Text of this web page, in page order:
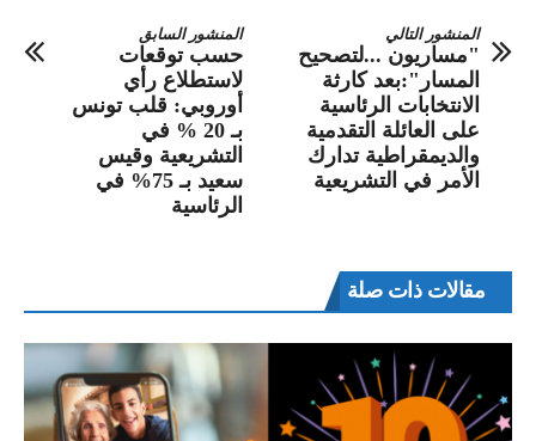
المنشور السابق
حسب توقعات
لاستطلاع رأي
أوروبي: قلب تونس
بـ 20 % في
التشريعية وقيس
سعيد بـ 75% في
الرئاسية
المنشور التالي
"مساريون ...لتصحيح
المسار":بعد كارثة
الانتخابات الرئاسية
على العائلة التقدمية
والديمقراطية تدارك
الأمر في التشريعية
مقالات ذات صلة